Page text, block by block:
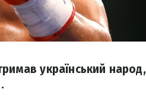
український народ,